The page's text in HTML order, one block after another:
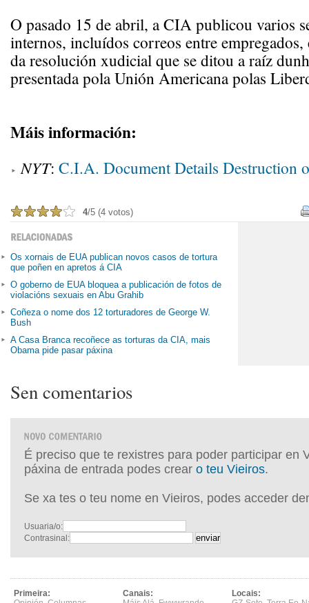
O pasado 15 de abril, a CIA publicou varios
internos, incluídos correos entre
da resolución xudicial que se ditou a raíz
presentada pola Unión Americana polas
Máis información:
NYT: C.I.A. Document Details Destruction
4/5 (4 votos)
Os xornais de EUA publican novos casos de tortura
que poñen en apretos á CIA
O goberno de EUA bloquea a publicación de fotos de
violacións sexuais en Abu Grahib
Coñeza o nome dos 12 torturadores de George W.
Bush
A Casa Branca recoñece as torturas da CIA, mais
Obama pide pasar páxina
Sen comentarios
É preciso que te rexistres para poder participar en
páxina de entrada podes crear o teu Vieiros.
Se xa tes o teu nome en Vieiros, podes acceder
Usuaria/o:
Contrasinal:
Primeira:
Canais:
Locais: